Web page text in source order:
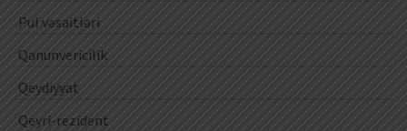
Pul vəsaitləri
Qanunvericilik
Qeydiyyat
Qeyri-rezident